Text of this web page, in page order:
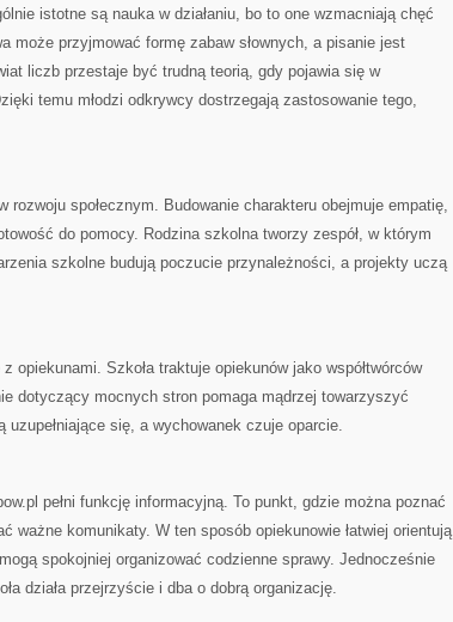
istotne są nauka w działaniu, bo to one wzmacniają chęć
może przyjmować formę zabaw słownych, a pisanie jest
liczb przestaje być trudną teorią, gdy pojawia się w
temu młodzi odkrywcy dostrzegają zastosowanie tego,
rozwoju społecznym. Budowanie charakteru obejmuje empatię,
do pomocy. Rodzina szkolna tworzy zespół, w którym
szkolne budują poczucie przynależności, a projekty uczą
opiekunami. Szkoła traktuje opiekunów jako współtwórców
dotyczący mocnych stron pomaga mądrzej towarzyszyć
się, a wychowanek czuje oparcie.
pełni funkcję informacyjną. To punkt, gdzie można poznać
ważne komunikaty. W ten sposób opiekunowie łatwiej orientują
spokojniej organizować codzienne sprawy. Jednocześnie
działa przejrzyście i dba o dobrą organizację.